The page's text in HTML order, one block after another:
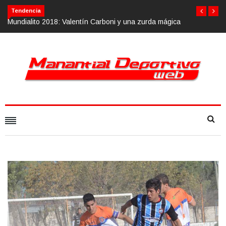
Tendencia
y una zurda mágicaCalvario Race 2018, 10 de noviembre